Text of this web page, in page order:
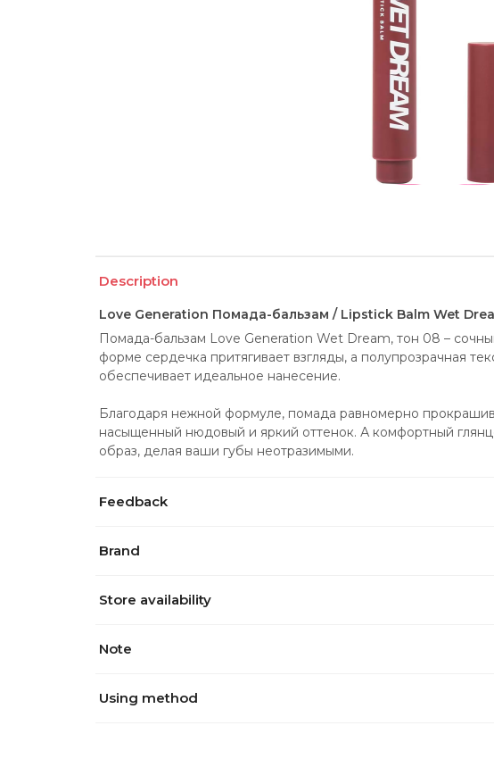
Description
Love Generation Помада-бальзам / Lipstick Balm Wet
Помада-бальзам Love Generation Wet Dream, тон 08 –
форме сердечка притягивает взгляды, а полупрозрачная
обеспечивает идеальное нанесение.
Благодаря нежной формуле, помада равномерно
насыщенный нюдовый и яркий оттенок. А комфортный
образ, делая ваши губы неотразимыми.
Feedback
Brand
Store availability
Note
Using method